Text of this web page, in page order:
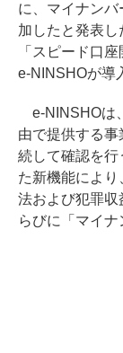
に、マイナン
加したと発表
「スピード口
e-NINSHOが導
e-NINSHOは
由で提供する
続して確認を行
た新機能によ
法および犯罪収
らびに「マイナ